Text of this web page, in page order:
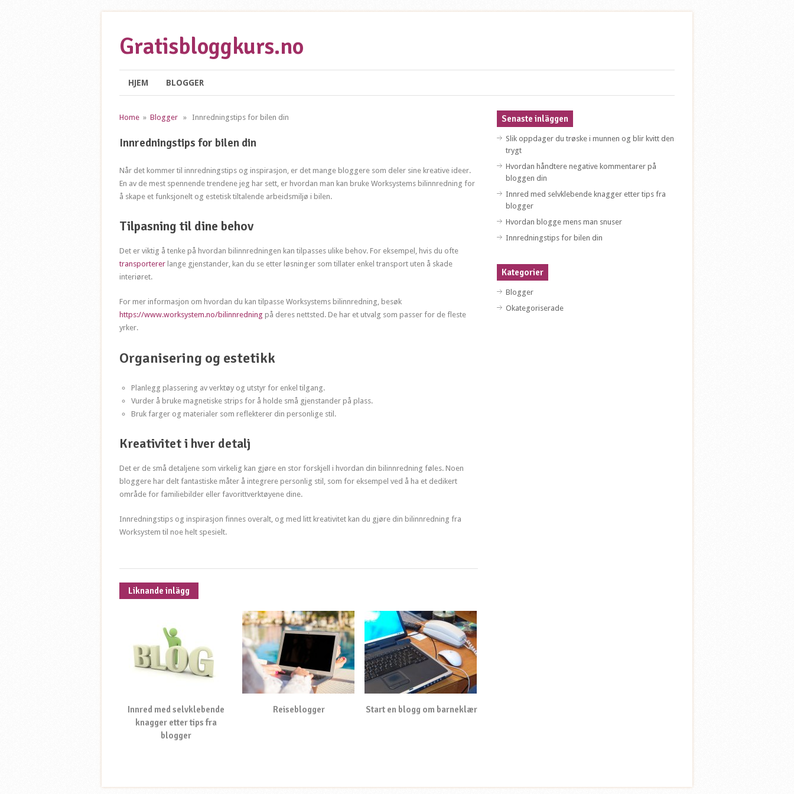
Gratisbloggkurs.no
HJEM BLOGGER
Home » Blogger » Innredningstips for bilen din
Innredningstips for bilen din
Når det kommer til innredningstips og inspirasjon, er det mange bloggere som deler sine kreative ideer.
En av de mest spennende trendene jeg har sett, er hvordan man kan bruke Worksystems bilinnredning for
å skape et funksjonelt og estetisk tiltalende arbeidsmiljø i bilen.
Tilpasning til dine behov
Det er viktig å tenke på hvordan bilinnredningen kan tilpasses ulike behov. For eksempel, hvis du ofte
transporterer lange gjenstander, kan du se etter løsninger som tillater enkel transport uten å skade
interiøret.
For mer informasjon om hvordan du kan tilpasse Worksystems bilinnredning, besøk
https://www.worksystem.no/bilinnredning på deres nettsted. De har et utvalg som passer for de fleste
yrker.
Organisering og estetikk
Planlegg plassering av verktøy og utstyr for enkel tilgang.
Vurder å bruke magnetiske strips for å holde små gjenstander på plass.
Bruk farger og materialer som reflekterer din personlige stil.
Kreativitet i hver detalj
Det er de små detaljene som virkelig kan gjøre en stor forskjell i hvordan din bilinnredning føles. Noen
bloggere har delt fantastiske måter å integrere personlig stil, som for eksempel ved å ha et dedikert
område for familiebilder eller favorittverktøyene dine.
Innredningstips og inspirasjon finnes overalt, og med litt kreativitet kan du gjøre din bilinnredning fra
Worksystem til noe helt spesielt.
Liknande inlägg
Innred med selvklebende
knagger etter tips fra
blogger
Reiseblogger Start en blogg om barneklær
Senaste inläggen
Slik oppdager du trøske i munnen og blir kvitt den
trygt
Hvordan håndtere negative kommentarer på
bloggen din
Innred med selvklebende knagger etter tips fra
blogger
Hvordan blogge mens man snuser
Innredningstips for bilen din
Kategorier
Blogger
Okategoriserade